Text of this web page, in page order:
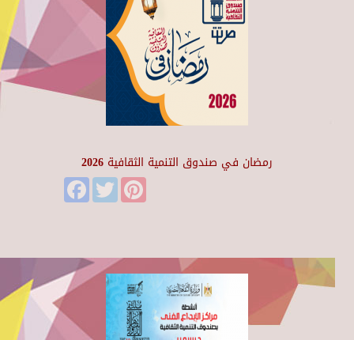
رمضان في صندوق التنمية الثقافية 2026
FacebookTwitter